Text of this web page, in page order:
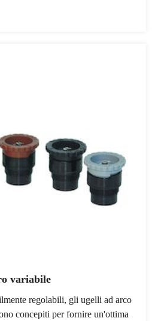
variabile
regolabili, gli ugelli ad arco
concepiti per fornire un'ottima